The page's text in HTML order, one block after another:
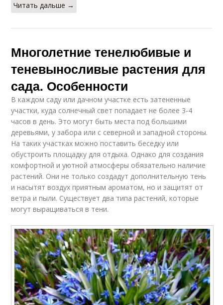
Читать дальше →
Многолетние тенелюбивые и
теневыносливые растения для
сада. Особенности
В каждом саду или дачном участке есть затененные
участки, куда солнечный свет попадает не более 3-4
часов в день. Это могут быть места под большими
деревьями, у забора или с северной и западной стороны.
На таких участках можно поставить беседку или
обустроить площадку для отдыха. Однако для создания
комфортной и уютной атмосферы обязательно наличие
растений. Они не только создадут дополнительную тень
и насытят воздух приятным ароматом, но и защитят от
ветра и пыли. Существует два типа растений, которые
могут выращиваться в тени.